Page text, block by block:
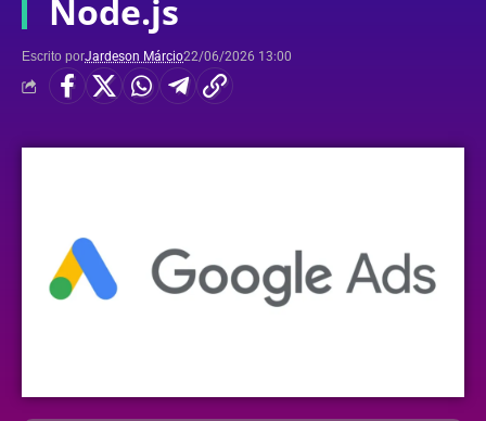
Node.js
Escrito porJardeson Márcio22/06/2026 13:00